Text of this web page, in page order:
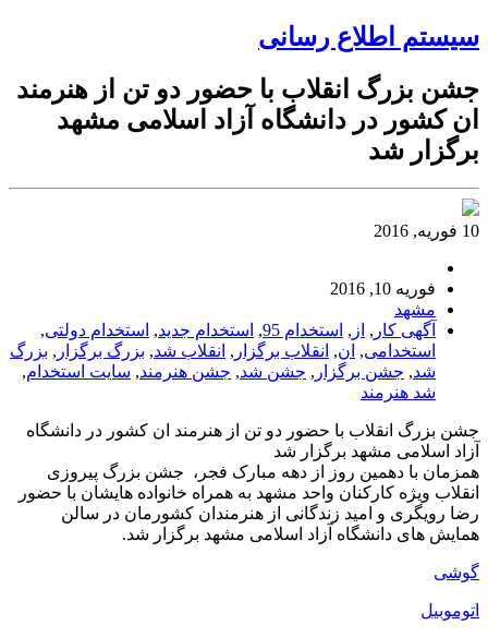
سیستم اطلاع رسانی
جشن بزرگ انقلاب با حضور دو تن از هنرمند
ان کشور در دانشگاه آزاد اسلامی مشهد
برگزار شد
10 فوریه, 2016
فوریه 10, 2016
مشهد
آگهی کار , از , استخدام 95 , استخدام جدید, استخدام دولتی,
استخدامی, ان, انقلاب برگزار , انقلاب شد, بزرگ برگزار , بزرگ
شد, جشن برگزار , جشن شد, جشن هنرمند, سایت استخدام,
شد هنرمند
جشن بزرگ انقلاب با حضور دو تن از هنرمند ان کشور در دانشگاه
آزاد اسلامی مشهد برگزار شد
همزمان با دهمین روز از دهه مبارک فجر، جشن بزرگ پیروزی
انقلاب ویژه کارکنان واحد مشهد به همراه خانواده هایشان با حضور
رضا رویگری و امید زندگانی از هنرمندان کشورمان در سالن
همایش های دانشگاه آزاد اسلامی مشهد برگزار شد.
گوشی
اتوموبیل